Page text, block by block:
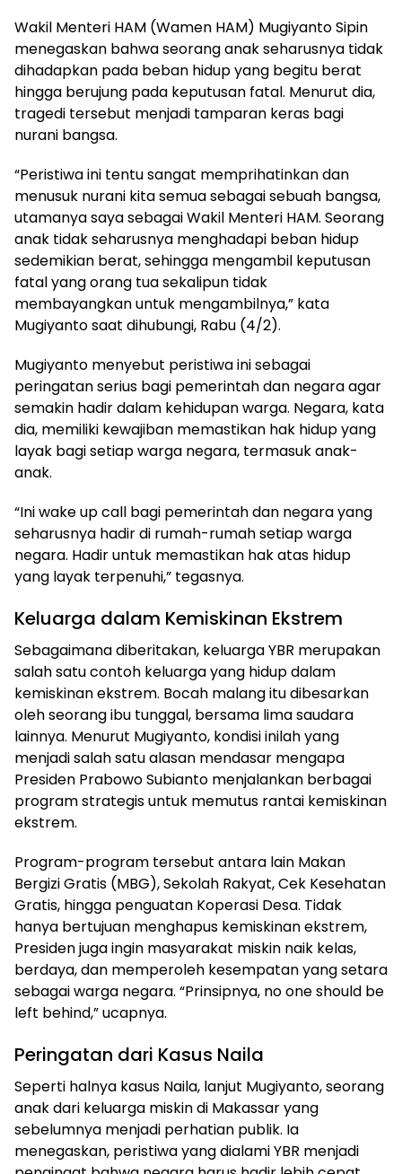
Wakil Menteri HAM (Wamen HAM) Mugiyanto Sipin
menegaskan bahwa seorang anak seharusnya tidak
dihadapkan pada beban hidup yang begitu berat
hingga berujung pada keputusan fatal. Menurut dia,
tragedi tersebut menjadi tamparan keras bagi
nurani bangsa.
“Peristiwa ini tentu sangat memprihatinkan dan
menusuk nurani kita semua sebagai sebuah bangsa,
utamanya saya sebagai Wakil Menteri HAM. Seorang
anak tidak seharusnya menghadapi beban hidup
sedemikian berat, sehingga mengambil keputusan
fatal yang orang tua sekalipun tidak
membayangkan untuk mengambilnya,” kata
Mugiyanto saat dihubungi, Rabu (4/2).
Mugiyanto menyebut peristiwa ini sebagai
peringatan serius bagi pemerintah dan negara agar
semakin hadir dalam kehidupan warga. Negara, kata
dia, memiliki kewajiban memastikan hak hidup yang
layak bagi setiap warga negara, termasuk anak-
anak.
“Ini wake up call bagi pemerintah dan negara yang
seharusnya hadir di rumah-rumah setiap warga
negara. Hadir untuk memastikan hak atas hidup
yang layak terpenuhi,” tegasnya.
Keluarga dalam Kemiskinan Ekstrem
Sebagaimana diberitakan, keluarga YBR merupakan
salah satu contoh keluarga yang hidup dalam
kemiskinan ekstrem. Bocah malang itu dibesarkan
oleh seorang ibu tunggal, bersama lima saudara
lainnya. Menurut Mugiyanto, kondisi inilah yang
menjadi salah satu alasan mendasar mengapa
Presiden Prabowo Subianto menjalankan berbagai
program strategis untuk memutus rantai kemiskinan
ekstrem.
Program-program tersebut antara lain Makan
Bergizi Gratis (MBG), Sekolah Rakyat, Cek Kesehatan
Gratis, hingga penguatan Koperasi Desa. Tidak
hanya bertujuan menghapus kemiskinan ekstrem,
Presiden juga ingin masyarakat miskin naik kelas,
berdaya, dan memperoleh kesempatan yang setara
sebagai warga negara. “Prinsipnya, no one should be
left behind,” ucapnya.
Peringatan dari Kasus Naila
Seperti halnya kasus Naila, lanjut Mugiyanto, seorang
anak dari keluarga miskin di Makassar yang
sebelumnya menjadi perhatian publik. Ia
menegaskan, peristiwa yang dialami YBR menjadi